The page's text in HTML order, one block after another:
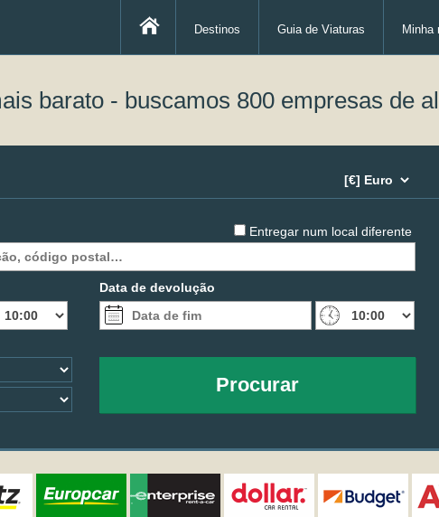
Destinos Guia de Viaturas Minha
barato - buscamos 800 empresas de
Entregar num local diferente
Data de devolução
Procurar